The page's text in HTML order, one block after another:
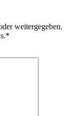
weitergegeben.
*